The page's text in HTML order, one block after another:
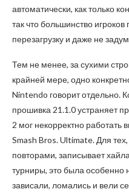
автоматически, как только
так что большинство игроков
перезагрузку и даже не
Тем не менее, за сухими
крайней мере, одно
Nintendo говорит отдельно.
прошивка 21.1.0 устраняет
2 мог некорректно работать
Smash Bros. Ultimate. Для тех,
повторами, записывает
турниры, это была особенно
зависали, ломались и вели